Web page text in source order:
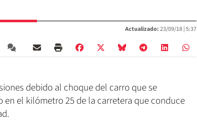
Actualizado:23/09/18 |5:37
debido al choque del carro que se
el kilómetro 25 de la carretera que conduce